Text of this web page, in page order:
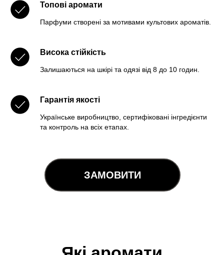
Топові аромати
Парфуми створені за мотивами культових ароматів.
Висока стійкість
Залишаються на шкірі та одязі від 8 до 10 годин.
Гарантія якості
Українське виробництво, сертифіковані інгредієнти
та контроль на всіх етапах.
ЗАМОВИТИ